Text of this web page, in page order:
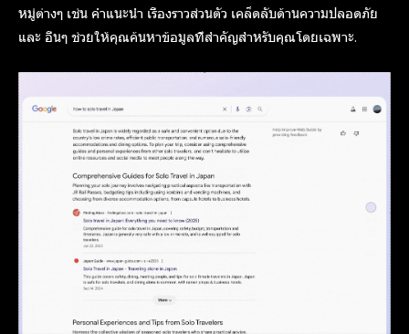
หมู่ต่างๆ เช่น คำแนะนำ เรื่องราวส่วนตัว เคล็ดลับด้านความปลอดภัย
และ อื่นๆ ช่วยให้คุณค้นหาข้อมูลที่สำคัญสำหรับคุณโดยเฉพาะ.